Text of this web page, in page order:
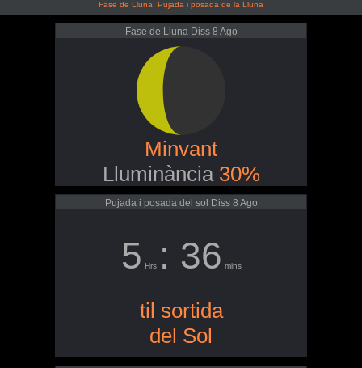
Fase de Lluna, Pujada i posada de la Lluna
Fase de Lluna Diss 8 Ago
Minvant
Lluminància 30%
Pujada i posada del sol Diss 8 Ago
5 Hrs : 36 mins
til sortida
del Sol